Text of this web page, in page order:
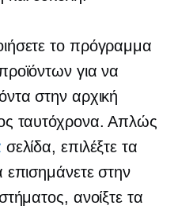
το πρόγραμμα
για να
στην αρχική
ταυτόχρονα. Απλώς
σελίδα, επιλέξτε τα
στην
ανοίξτε τα